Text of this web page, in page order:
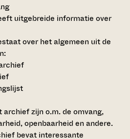
uitgebreide informatie over
over het algemeen uit de
zijn o.m. de omvang,
openbaarheid en andere.
bevat interessante